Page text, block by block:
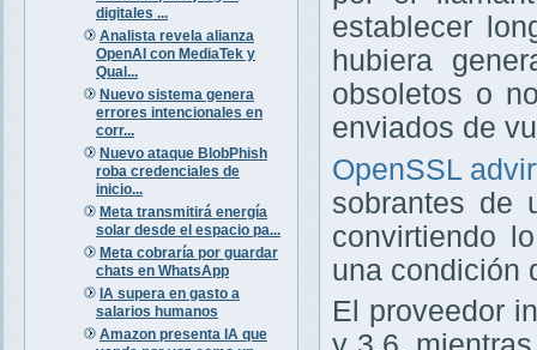
digitales ...
Analista revela alianza
OpenAI con MediaTek y
Qual...
Nuevo sistema genera
errores intencionales en
corr...
Nuevo ataque BlobPhish
roba credenciales de
inicio...
Meta transmitirá energía
solar desde el espacio pa...
Meta cobraría por guardar
chats en WhatsApp
IA supera en gasto a
salarios humanos
Amazon presenta IA que
establecer
hubiera
obsoletos o
enviados de
OpenSSL
sobrantes de
convirtiendo
una condición
El proveedor